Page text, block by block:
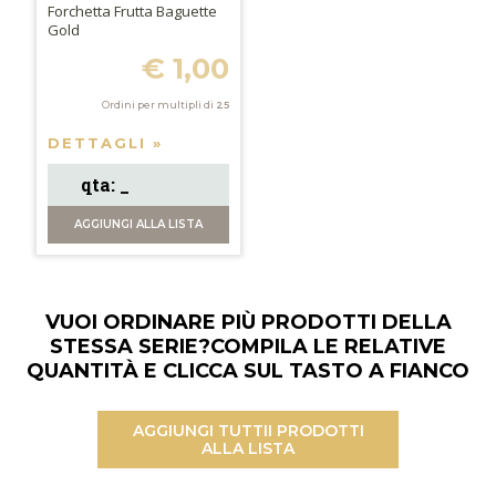
Forchetta Frutta Baguette
Gold
€ 1,00
Ordini per multipli di 25
DETTAGLI »
AGGIUNGIALLA LISTA
VUOI ORDINARE PIÙ PRODOTTI DELLA
STESSA SERIE?COMPILA LE RELATIVE
QUANTITÀ E CLICCA SUL TASTO A FIANCO
AGGIUNGI TUTTII PRODOTTI
ALLA LISTA